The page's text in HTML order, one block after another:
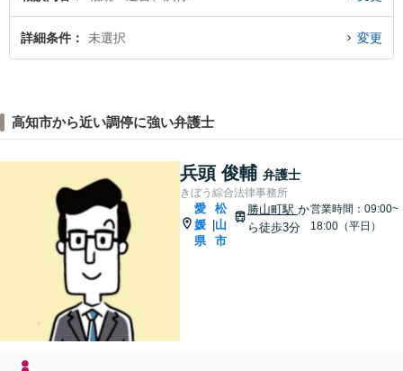
詳細条件 未選択 変更
高知市から近い調停に強い弁護士
兵頭 俊輔 弁護士
きぼう綜合法律事務所
愛
媛
県
松
山
市
勝山町駅 か
ら徒歩3分
営業時間：09:00~
18:00（平日）